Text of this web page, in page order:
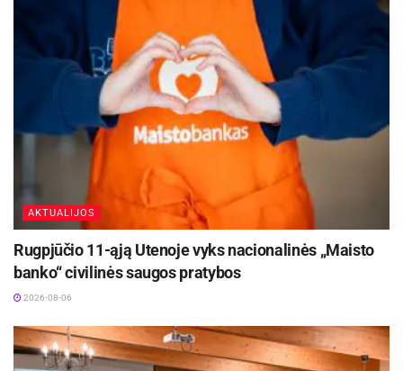
Šaltinis: Kauno rajono savivaldybė
AKTUALIJOS
Rugpjūčio 11-ąją Utenoje vyks nacionalinės „Maisto
banko“ civilinės saugos pratybos
2026-08-06